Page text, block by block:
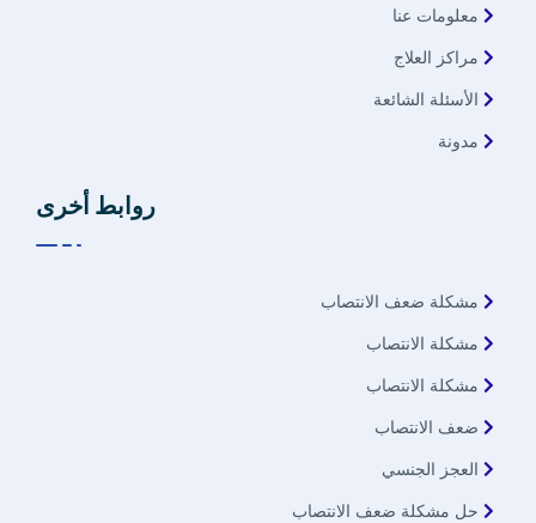
معلومات عنا
مراكز العلاج
الأسئلة الشائعة
مدونة
روابط أخرى
مشكلة ضعف الانتصاب
مشكلة الانتصاب
مشكلة الانتصاب
ضعف الانتصاب
العجز الجنسي
حل مشكلة ضعف الانتصاب